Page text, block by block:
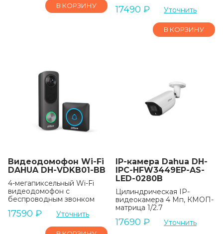
В КОРЗИНУ 17490 ₽ Уточнить
В КОРЗИНУ
Видеодомофон Wi-Fi
DAHUA DH-VDKB01-BB
4-мегапиксельный Wi-Fi
видеодомофон с
беспроводным звонком
17590 ₽ Уточнить
IP-камера Dahua DH-
IPC-HFW3449EP-AS-
LED-0280B
Цилиндрическая IP-
видеокамера 4 Мп, КМОП-
матрица 1/2.7
17690 ₽ Уточнить